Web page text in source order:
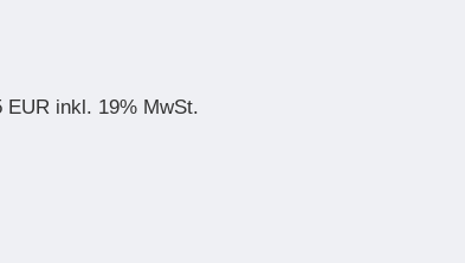
EUR inkl. 19% MwSt.